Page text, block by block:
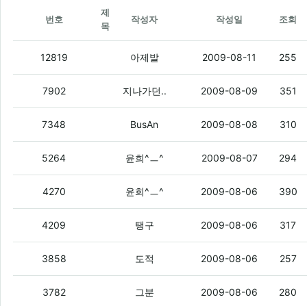
번호
제
목
작성자 작성일 조회
12819 공인인증서에 문제가..(3)
아제발 2009-08-11 255
7902 스크 신규 엑페, 옴냐 최저가로 찾아주세
지나가던.. 2009-08-09 351
7348 궁금하다(2)
BusAn 2009-08-08 310
5264 뭔가 생각날듯말듯나다가안나는 가사가
윤희^ㅡ^ 2009-08-07 294
4270 막 더운데 찬바람쐬면 막 배탈나구 그래
윤희^ㅡ^ 2009-08-06 390
4209 십덕넷에 대한 진지한질문.(2)
탱구 2009-08-06 317
3858 진지하게 질문점 (3)
도적 2009-08-06 257
3782 내가 공지에 까지 질문하라고 올렸는데
그분 2009-08-06 280